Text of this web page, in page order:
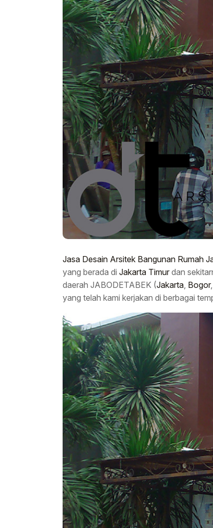
Jasa Desain Arsitek Bangunan Rumah
yang berada di Jakarta Timur dan
daerah JABODETABEK (Jakarta, Bogor,
yang telah kami kerjakan di berbagai